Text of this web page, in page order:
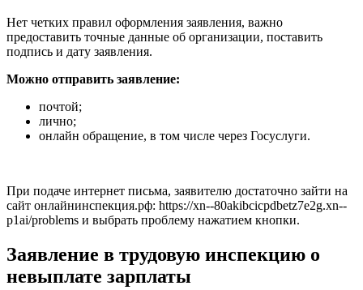
Нет четких правил оформления заявления, важно
предоставить точные данные об организации, поставить
подпись и дату заявления.
Можно отправить заявление:
почтой;
лично;
онлайн обращение, в том числе через Госуслуги.
При подаче интернет письма, заявителю достаточно зайти на
сайт онлайнинспекция.рф: https://xn--80akibcicpdbetz7e2g.xn--
p1ai/problems и выбрать проблему нажатием кнопки.
Заявление в трудовую инспекцию о
невыплате зарплаты